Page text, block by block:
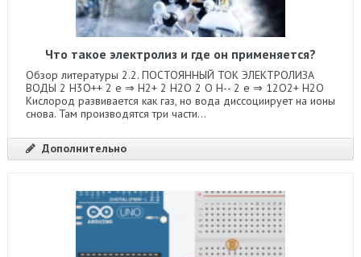
Что такое электролиз и где он применяется?
Обзор литературы 2.2. ПОСТОЯННЫЙ ТОК ЭЛЕКТРОЛИЗА
ВОДЫ 2 Н3О++ 2 е ⇒ H2+ 2 H2О 2 О Н-- 2 е ⇒ 12О2+ Н2О
Кислород развивается как газ, но вода диссоциирует на ионы
снова. Там производятся три части...
Дополнительно